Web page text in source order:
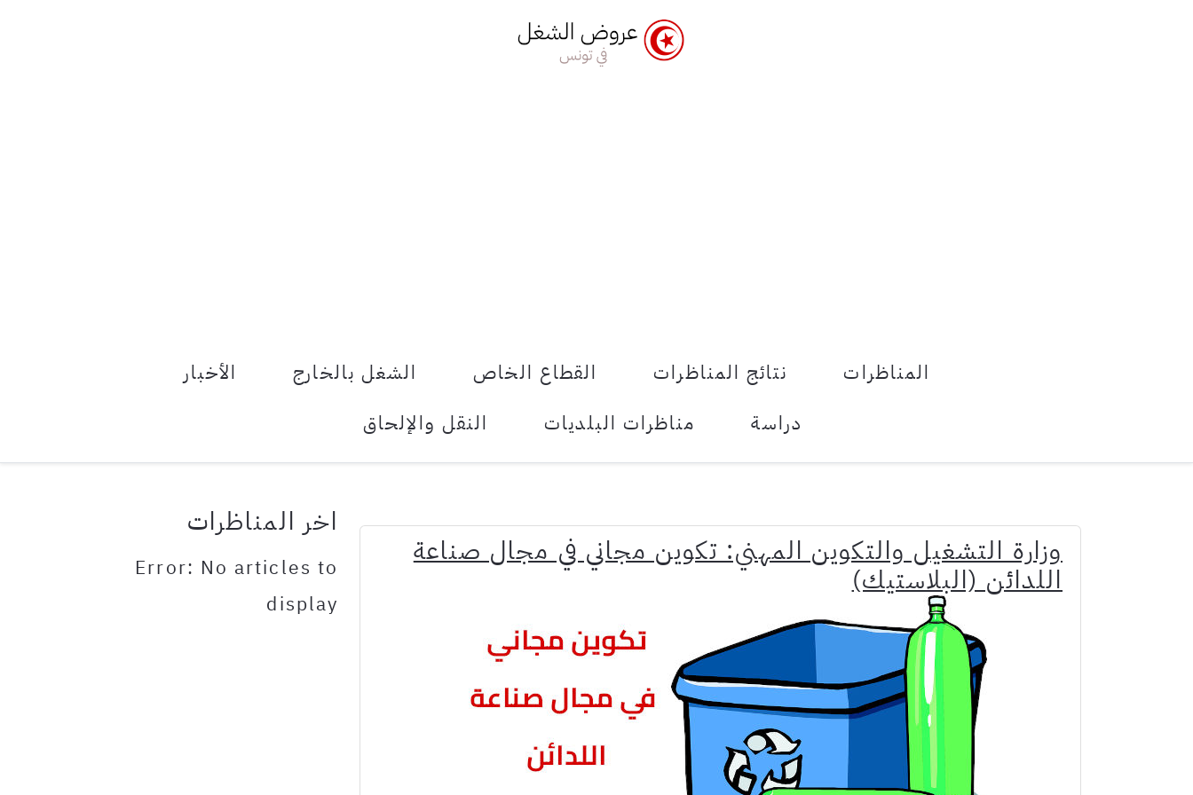
المناظرات نتائج المناظرات القطاع الخاص الشغل بالخارج
الأخبار
دراسة
مناظرات البلديات النقل والإلحاق
وزارة التشغيل والتكوين المهني: تكوين مجاني في مجال صناعة
اللدائن (البلاستيك)
اخر المناظرات
Error: No articles to
display